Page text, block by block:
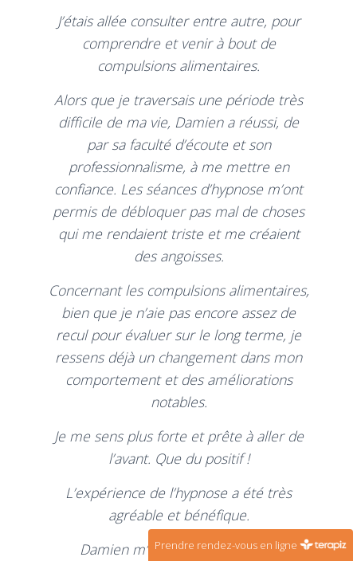
Prendre rendez-vous en ligne
J’étais allée consulter entre autre, pour
comprendre et venir à bout de
compulsions alimentaires.
Alors que je traversais une période très
difficile de ma vie, Damien a réussi, de
par sa faculté d’écoute et son
professionnalisme, à me mettre en
confiance. Les séances d’hypnose m’ont
permis de débloquer pas mal de choses
qui me rendaient triste et me créaient
des angoisses.
Concernant les compulsions alimentaires,
bien que je n’aie pas encore assez de
recul pour évaluer sur le long terme, je
ressens déjà un changement dans mon
comportement et des améliorations
notables.
Je me sens plus forte et prête à aller de
l’avant. Que du positif !
L’expérience de l’hypnose a été très
agréable et bénéfique.
Damien m’a apporté un soutien